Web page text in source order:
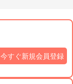
今すぐ新規会員登録